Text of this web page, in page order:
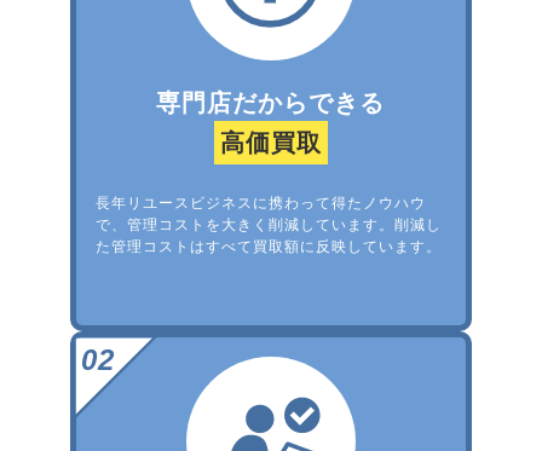
専門店だからできる
高価買取
長年リユースビジネスに携わって得たノウハウ
で、管理コストを大きく削減しています。削減し
た管理コストはすべて買取額に反映しています。